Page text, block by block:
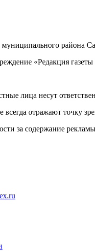
района
«Редакция газеты
лица несут
отражают точку
за содержание